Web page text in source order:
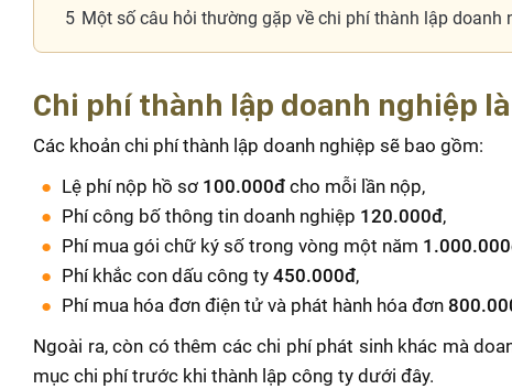
5 Một số câu hỏi thường gặp về chi phí thành lập doanh
Chi phí thành lập doanh nghiệp
Các khoản chi phí thành lập doanh nghiệp sẽ bao gồm:
Lệ phí nộp hồ sơ 100.000đcho mỗi lần nộp,
Phí công bố thông tin doanh nghiệp 120.000đ,
Phí mua gói chữ ký số trong vòng một năm
Phí khắc con dấu công ty 450.000đ,
Phí mua hóa đơn điện tử và phát hành hóa đơn
Ngoài ra, còn có thêm các chi phí phát sinh khác mà
mục chi phí trước khi thành lập công ty dưới đây.